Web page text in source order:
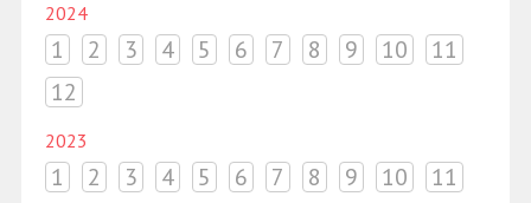
2024
1 2 3 4 5 6 7 8 9 10
11
12
2023
1 2 3 4 5 6 7 8 9 10
11